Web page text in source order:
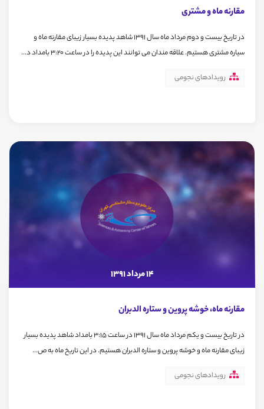
مقارنه ماه و مشتری
در تاریخ بیست و دوم مرداد ماه سال 1391 شاهد پدیده بسیار زیبای مقارنه ماه و
سیاره مشتری هستیم. علاقه مندان می توانند این پدیده را در ساعت 3:20 بامداد د...
رویدادهای نجومی
14 مرداد 1391
مقارنه ماه، خوشه پروین و ستاره الدبران
در تاریخ بیست و یکم مرداد ماه سال 1391 در ساعت 3:15 بامداد شاهد پدیده بسیار
زیبای مقارنه ماه و خوشه پروین و ستاره الدبران هستیم. در این تاریخ ماه به ص...
رویدادهای نجومی